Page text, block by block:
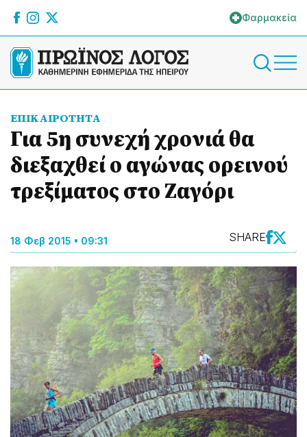
Φαρμακεία
ΕΠΙΚΑΙΡΟΤΗΤΑ
Για 5η συνεχή χρονιά θα
διεξαχθεί ο αγώνας ορεινού
τρεξίματος στο Ζαγόρι
18 Φεβ 2015 • 09:31 SHARE